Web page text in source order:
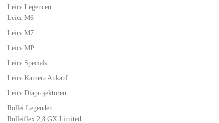
Leica Legenden …
Leica M6
Leica M7
Leica MP
Leica Specials
Leica Kamera Ankauf
Leica Diaprojektoren
Rollei Legenden …
Rolleiflex 2,8 GX Limited